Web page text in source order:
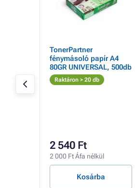
TonerPartner
fénymásoló papír A4
80GR UNIVERSAL, 500db
Raktáron > 20 db
2 540 Ft
2 000 Ft Áfa nélkül
Kosárba